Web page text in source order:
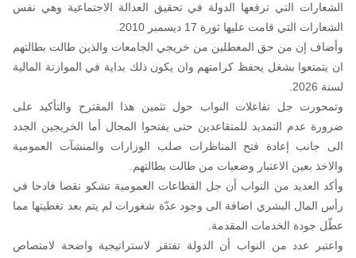
الشعارات التي ترفعها الدولة في تحقيق العدالة الاجتماعية وهي نفس
الشعارات التي قامت عليها ثورة 17 ديسمبر 2010.
وأضاف إن من حق المعطلين من خريجي الجامعات والذين طالت بطالتهم
ان يتمتعوا بشغل يحفظ كرامتهم وان يكون ذلك بداية في الموازنة المالية
لسنة 2026.
وتمحورت جل تفاعلات النواب حول تثمين هذا المقترح والتأكيد على
ضرورة عدم التمديد للمتقاعدين حتى يفتحوا المجال أما الخريجين الجدد
الى جانب إعادة فتح المناظرات صلب الوزارات والمنشآت العمومية
والاخذ بعين الاعتبار وضعيات من طالت بطالتهم.
وأكد العديد من النواب أن جل القطاعات العمومية تشكو نقصا فادحا في
رأس المال البشري اضافة الى وجود عدّة شغورات لم يتم بعد تغطيتها مما
عطّل جودة الخدمات المقدمة.
واعتبر عدد من النواب أن الدولة تفتقر لاستراتيجية واضحة لامتصاص